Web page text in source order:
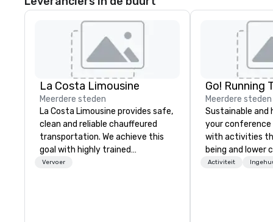
La Costa Limousine
Meerdere steden
La Costa Limousine provides safe,
clean and reliable chauffeured
transportation. We achieve this
goal with highly trained
chauffeurs, the newest vehicles
Vervoer
Go! Running
Meerdere steden
Sustainable and
your
with activities
being and lower
Explore the
Activiteit